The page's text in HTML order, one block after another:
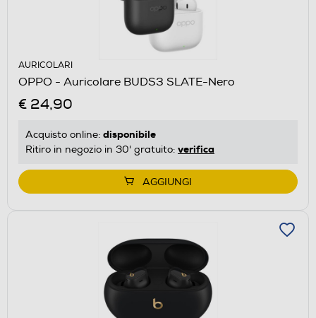
AURICOLARI
OPPO - Auricolare BUDS3 SLATE-Nero
€ 24,90
Acquisto online: disponibile
Ritiro in negozio in 30' gratuito: verifica
AGGIUNGI